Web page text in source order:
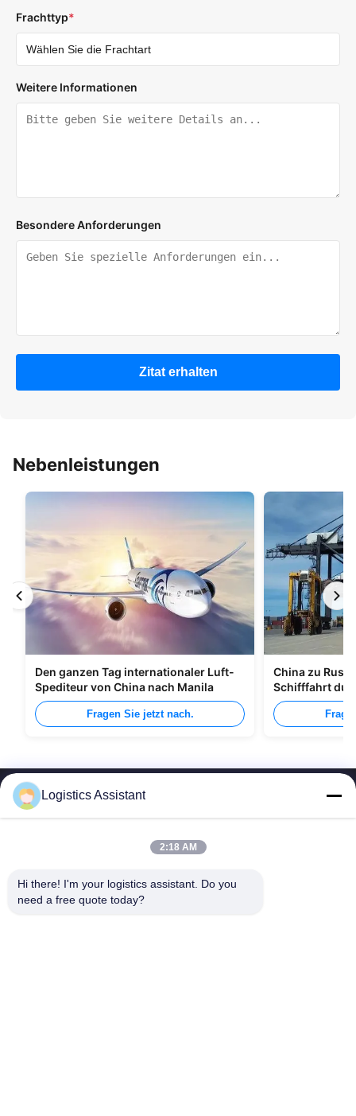
Frachttyp*
Weitere Informationen
Besondere Anforderungen
Zitat erhalten
Nebenleistungen
Den ganzen Tag internationaler Luft-
Spediteur von China nach Manila
Fragen Sie jetzt nach.
China zu
Schifffahrt
Logistics Assistant
2:18 AM
Hi there! I'm your logistics assistant. Do you
need a free quote today?